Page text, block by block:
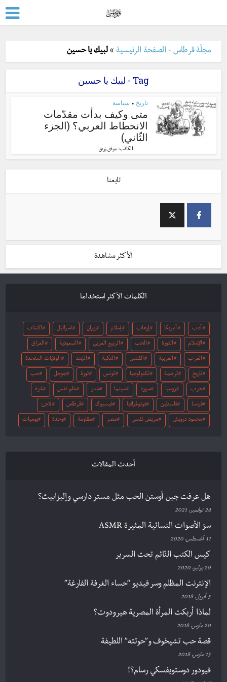
مجلّة قرطاس - الصفحة الرئيسية »لبيك يا حسين
Tag - لبيك يا حسين
تاريخ • سياسة
متى وكيف بدأت مقدّمات
الانحطاط العربي؟ (الجزء
الثّاني)
الكاتب: موفق زريق
تابعنا
الأكثر مشاهدة
الكلمات الأكثر استخداما
أدب أمريكا إرهاب إسلام إيران اسرائيل اكتئاب
الإسلام الثورة الحب الربيع العربي السعودية العراق
العرب العربية القدس النكبة الهند الولايات المتحدة
تاريخ ترجمة تكنولوجيا تونس ثورة جوجل حب
حرب روسيا سوريا سينما شعر علم نفس غزة
فرنسا فلسطين فوتوغرافيا فيسبوك قرطاس لاجئ
محمود درويش مريض نفسي مصر مقاومة وحدة يوميات
أحدث المقالات
هل عرفت جين أوستن الحب مثل مستر دارسي وإليزابيث؟
24 نوفمبر، 2021
سرّ الأصوات النسائية المثيرة ASMR
11 أغسطس، 2020
كيس الكتب النّائم تحت السرير
20 يوليو، 2020
الإنترنت المظلم وسر فيديو “حساء الغرفة الفارغة”
5 أبريل، 2018
لماذا أربكت المرأة المصرية هيرودوت؟
20 مارس، 2018
قصة حب تشيخوف و”حوتته” اللطيفة
15 مارس، 2018
فيودور دوستويفسكي رسام؟!